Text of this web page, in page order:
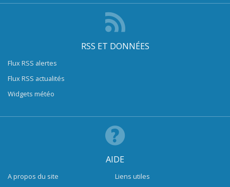
RSS ET DONNÉES
Flux RSS alertes
Flux RSS actualités
Widgets météo
AIDE
A propos du site
Liens utiles